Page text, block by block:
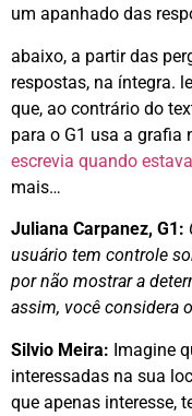
um apanhado das
abaixo, a partir das
respostas, na íntegra.
que, ao contrário do
para o G1 usa a grafia
escrevia quando
mais…
Juliana Carpanez, G1:
usuário tem controle
por não mostrar a
assim, você considera
Silvio Meira: Imagine
interessadas na sua
que apenas interesse,